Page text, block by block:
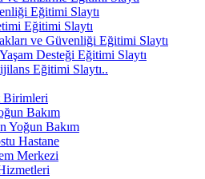
Eğitimi Slaytı
Eğitimi Slaytı
ve Güvenliği Eğitimi Slaytı
Desteği Eğitimi Slaytı
Eğitimi Slaytı..
Birimleri
Bakım
Yoğun Bakım
Hastane
Merkezi